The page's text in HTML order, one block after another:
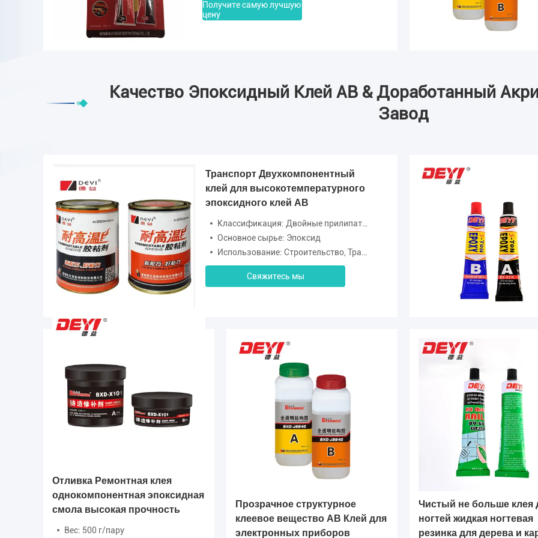
Получите самую лучшую
цену
Качество Эпоксидный Клей AB & Доработанный
Завод
Транспорт Двухкомпонентный
клей для высокотемпературного
эпоксидного клей AB
Классификация: Двойные прилипатели компонентов
Основное сырье: Эпоксид
Использование: Строительство, Транспорт, Деревообработка, Машины, Химическая промышленность, Электроника,
Свяжитесь мы
Отливка Ремонтная клея
однокомпонентная эпоксидная
смола высокая прочность
Вес: 500 г/пару
Прозрачное структурное
клеевое вещество AB Клей для
электронных приборов
Чистый не больше клея
ногтей жидкая ногтевая
резинка для дерева и